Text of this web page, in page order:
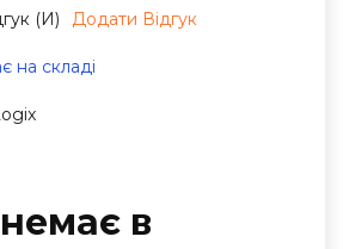
(и) Додати Відгук
на складі
в